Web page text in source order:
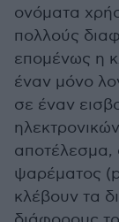
ονόματα
πολλούς
επομένως η
έναν μόνο
σε έναν
αποτέλεσμα,
ψαρέματος
κλέβουν τα